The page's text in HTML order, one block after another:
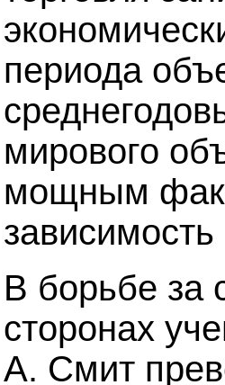
периода
мирового
мощным
В борьбе за
сторонах
А. Смит